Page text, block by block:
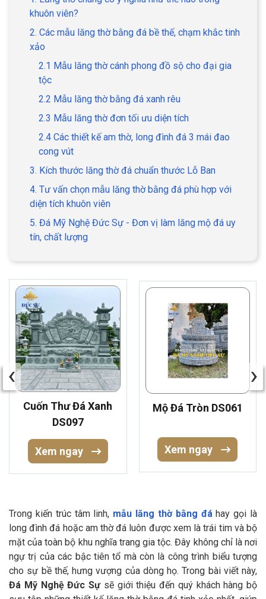
khuôn viên?
2. Các mẫu lăng thờ bằng đá bề thế, chạm khắc tinh
xảo
2.1 Mẫu lăng thờ cánh phong đồ sộ cho đại gia
tộc
2.2 Mẫu lăng thờ bằng đá xanh rêu
2.3 Mẫu lăng thờ đơn tối ưu diện tích
2.4 Các thiết kế am thờ, long đình đá 3 mái đao
cong vút
3. Kích thước lăng thờ đá chuẩn thước Lỗ Ban
4. Tư vấn chọn mẫu lăng thờ bằng đá phù hợp với
diện tích khuôn viên
5. Đá Mỹ Nghệ Đức Sự - Đơn vị làm lăng mộ đá uy
tín, chất lượng
Cuốn Thư Đá Xanh
DS097
Xem ngay
Mộ Đá Tròn DS061
Xem ngay
‹ ›
Trong kiến trúc tâm linh, mẫu lăng thờ bằng đáhay gọi là
long đình đá hoặc am thờ đá luôn được xem là trái tim và bộ
mặt của toàn bộ khu nghĩa trang gia tộc. Đây không chỉ là nơi
ngự trị của các bậc tiên tổ mà còn là công trình biểu tượng
cho sự bề thế, hưng vượng của dòng họ. Trong bài viết này,
Đá Mỹ Nghệ Đức Sựsẽ giới thiệu đến quý khách hàng bộ